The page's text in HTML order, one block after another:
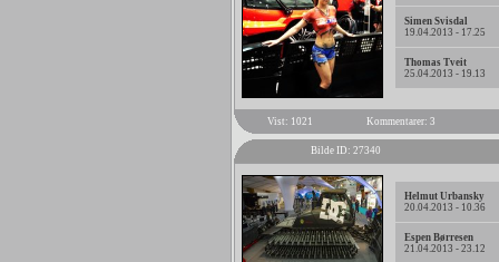
Simen Svisdal
19.04.2013 - 17.25
Thomas Tveit
25.04.2013 - 19.13
Vist: 1021 Kommentarer: 3
Bilde ID: 27340
Helmut Urbansky
20.04.2013 - 10.36
Espen Børresen
21.04.2013 - 23.12